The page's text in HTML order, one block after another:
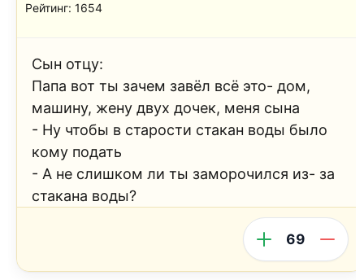
Рейтинг: 1654
Сын отцу:
Папа вот ты зачем завёл всё это- дом,
машину, жену двух дочек, меня сына
- Ну чтобы в старости стакан воды было
кому подать
- А не слишком ли ты заморочился из- за
стакана воды?
69